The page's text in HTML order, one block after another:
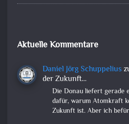
Aktuelle Kommentare
Daniel Jörg Schuppelius
der Zukunft…
Die Donau liefert gerade
dafür, warum Atomkraft
Zukunft ist. Aber ich